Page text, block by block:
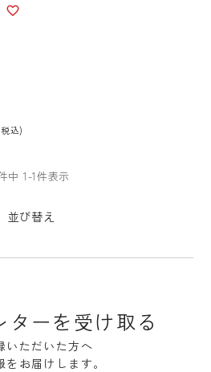
税込
並び替え
中 1 -1件表示
ターを受け取る
いただいた方へ
をお届けします。